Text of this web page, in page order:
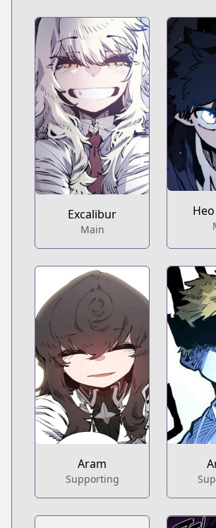
Excalibur
Main
Aram
Supporting